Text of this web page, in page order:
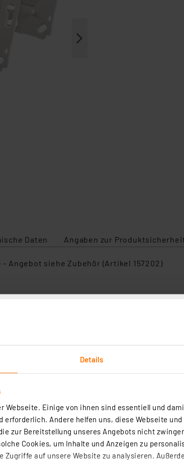
Details
Webseite. Einige von ihnen sind essentiell und
Andere helfen uns, diese Webseite
zur Bereitstellung unseres Angebots nicht
Cookies, um Inhalte und Anzeigen zu
Zugriffe auf unsere Website zu analysieren.
Daten Angaben zur
- Angebot siehe Zubehör (Artikel 157202)
1-2 Werktage²
für Präsenzmelder, 3 Stück
für Homematic IP Präsenzmelder.